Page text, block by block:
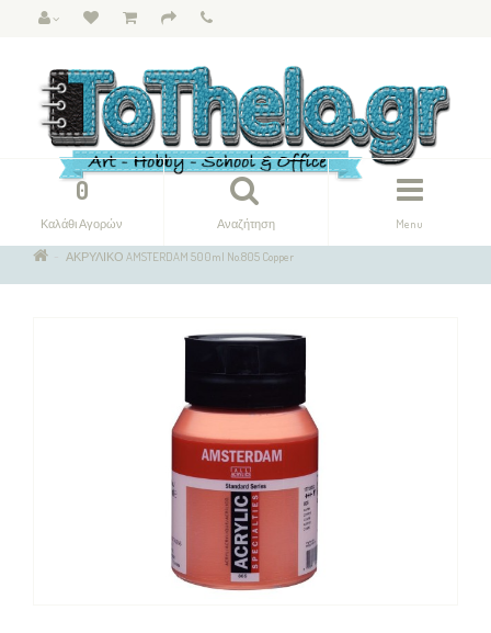
Menu
Αναζήτηση
0
Καλάθι Αγορών
ΑΚΡΥΛΙΚΟ AMSTERDAM 500ml No.805 Copper